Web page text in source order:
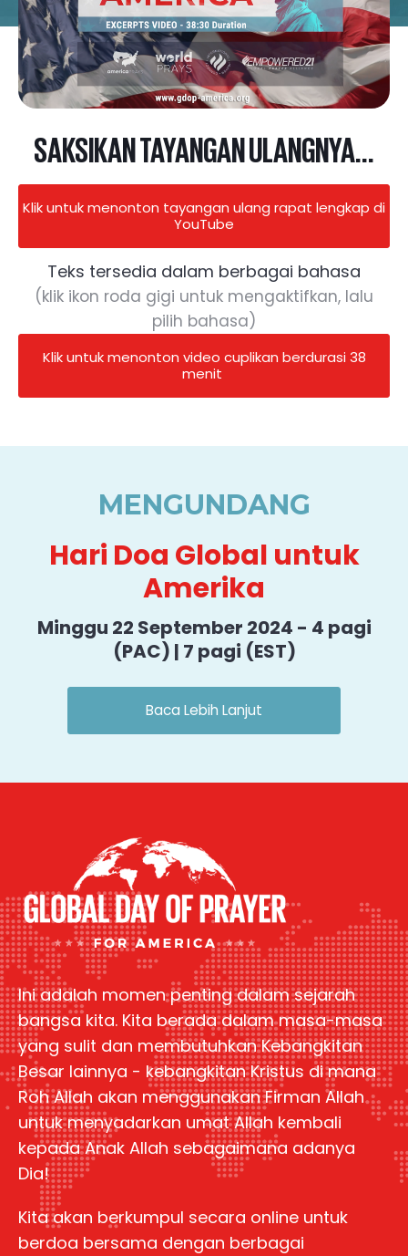
SAKSIKAN TAYANGAN ULANGNYA...
Klik untuk menonton tayangan ulang rapat lengkap di
YouTube
Teks tersedia dalam berbagai bahasa
(klik ikon roda gigi untuk mengaktifkan, lalu
pilih bahasa)
Klik untuk menonton video cuplikan berdurasi 38
menit
MENGUNDANG
Hari Doa Global untuk
Amerika
Minggu 22 September 2024 - 4 pagi
(PAC) | 7 pagi (EST)
Baca Lebih Lanjut
Ini adalah momen penting dalam sejarah
bangsa kita. Kita berada dalam masa-masa
yang sulit dan membutuhkan Kebangkitan
Besar lainnya - kebangkitan Kristus di mana
Roh Allah akan menggunakan Firman Allah
untuk menyadarkan umat Allah kembali
kepada Anak Allah sebagaimana adanya
Dia!
Kita akan berkumpul secara online untuk
berdoa bersama dengan berbagai